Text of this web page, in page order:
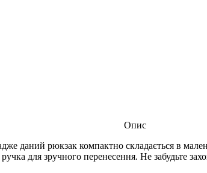
Опис
даний рюкзак компактно складається в
для зручного перенесення. Не забудьте